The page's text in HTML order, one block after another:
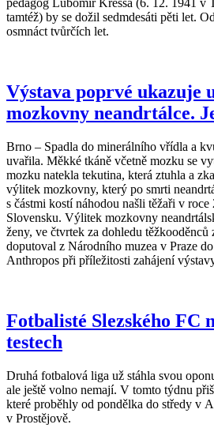
pedagog Lubomír Kressa (6. 12. 1941 v
tamtéž) by se dožil sedmdesáti pěti let.
osmnáct tvůrčích let.
Výstava poprvé ukazuje
mozkovny neandrtálce.
Brno – Spadla do minerálního vřídla a
uvařila. Měkké tkáně včetně mozku se
mozku natekla tekutina, která ztuhla a
výlitek mozkovny, který po smrti
s částmi kostí náhodou našli těžaři v
Slovensku. Výlitek mozkovny
ženy, ve čtvrtek za dohledu
doputoval z Národního muzea v Praze
Anthropos při příležitosti zahájení
Fotbalisté Slezského FC
testech
Druhá fotbalová liga už stáhla svou
ale ještě volno nemají. V tomto týdnu
které proběhly od pondělka do středy v
v Prostějově.